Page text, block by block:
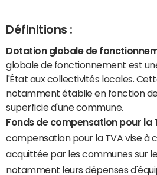
Définitions :
Dotation globale de
globale de fonctionnement est
l'État aux collectivités locales.
notamment établie en fonction
superficie d'une commune.
Fonds de compensation pour la
compensation pour la TVA vise à
acquittée par les communes sur
notamment leurs dépenses